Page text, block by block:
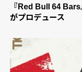
『Red Bull 64
がプロデュース